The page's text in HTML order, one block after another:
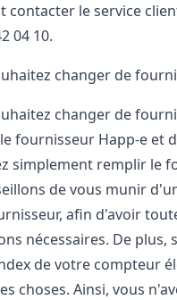
contacter le service
04 10.
changer de
changer de
fournisseur Happ-e et
simplement remplir le
de vous munir
afin d'avoir
nécessaires. De plus,
de votre compteur
choses. Ainsi, vous